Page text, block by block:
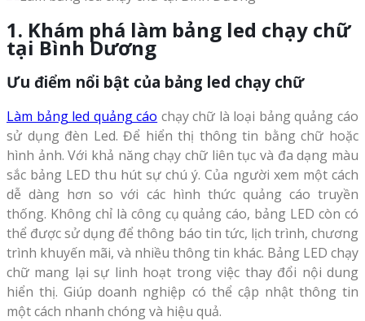
1. Khám phá làm bảng led chạy chữ
tại Bình Dương
Ưu điểm nổi bật của bảng led chạy chữ
Làm bảng led quảng cáo chạy chữ là loại bảng quảng cáo
sử dụng đèn Led. Để hiển thị thông tin bằng chữ hoặc
hình ảnh. Với khả năng chạy chữ liên tục và đa dạng màu
sắc bảng LED thu hút sự chú ý. Của người xem một cách
dễ dàng hơn so với các hình thức quảng cáo truyền
thống. Không chỉ là công cụ quảng cáo, bảng LED còn có
thể được sử dụng để thông báo tin tức, lịch trình, chương
trình khuyến mãi, và nhiều thông tin khác. Bảng LED chạy
chữ mang lại sự linh hoạt trong việc thay đổi nội dung
hiển thị. Giúp doanh nghiệp có thể cập nhật thông tin
một cách nhanh chóng và hiệu quả.